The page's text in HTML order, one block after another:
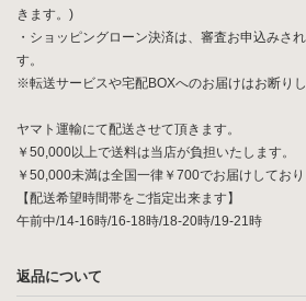
きます。)
・ショッピングローン決済は、審査お申込みさ
す。
※転送サービスや宅配BOXへのお届けはお断りし
ヤマト運輸にて配送させて頂きます。
￥50,000以上で送料は当店が負担いたします。
￥50,000未満は全国一律￥700でお届けしており
【配送希望時間帯をご指定出来ます】
午前中/14-16時/16-18時/18-20時/19-21時
返品について